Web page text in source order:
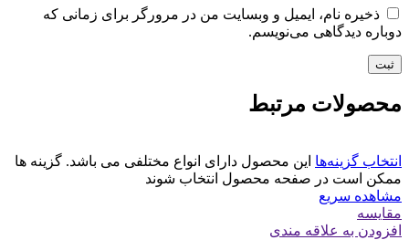
ذخیره نام، ایمیل و وبسایت من در مرورگر برای زمانی که
دوباره دیدگاهی می‌نویسم.
محصولات مرتبط
انتخاب گزینه‌ها این محصول دارای انواع مختلفی می باشد. گزینه ها
ممکن است در صفحه محصول انتخاب شوند
مشاهده سریع
مقایسه
افزودن به علاقه مندی